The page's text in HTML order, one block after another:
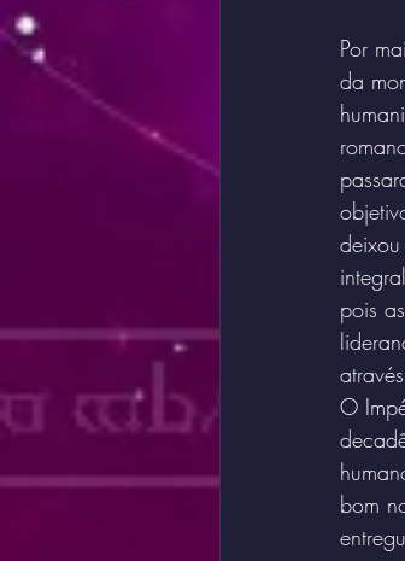
Por
da
pois
O
bom